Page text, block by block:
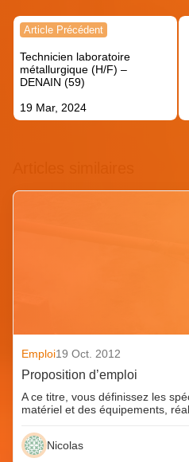
Navigation
l’article
Article Précédent
Technicien laboratoire
métallurgique (H/F) –
DENAIN (59)
19 Mar, 2024
Emploi19 Oct. 2012
Proposition d’emploi
A ce titre, vous définissez les
matériel et des équipements,
Nicolas